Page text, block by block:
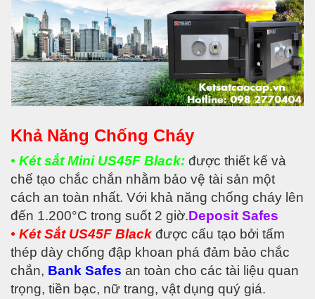
Khả Năng Chống Cháy
• Két sắt Mini US45F Black: được thiết kế và
chế tạo chắc chắn nhằm bảo vệ tài sản một
cách an toàn nhất. Với khả năng chống cháy lên
đến 1.200°C trong suốt 2 giờ.Deposit Safes
• Két Sắt US45F Black được cấu tạo bởi tấm
thép dày chống đập khoan phá đảm bảo chắc
chắn, Bank Safes an toàn cho các tài liệu quan
trọng, tiền bạc, nữ trang, vật dụng quý giá.